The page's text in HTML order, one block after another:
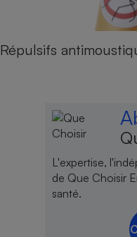
Répulsifs
L'expertise,
de Que Choisir
santé.